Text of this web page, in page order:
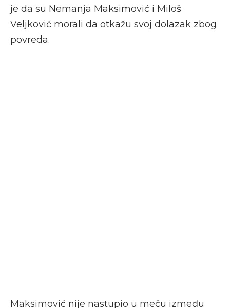
je da su Nemanja Maksimović i Miloš
Veljković morali da otkažu svoj dolazak zbog
povreda.
Maksimović nije nastupio u meču između